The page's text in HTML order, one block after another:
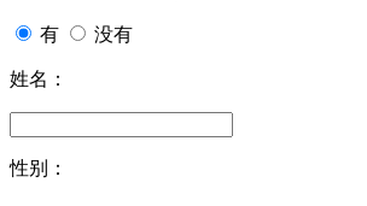
有 没有
姓名：
性别：